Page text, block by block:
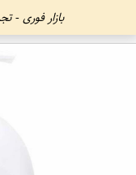
بازار فوری